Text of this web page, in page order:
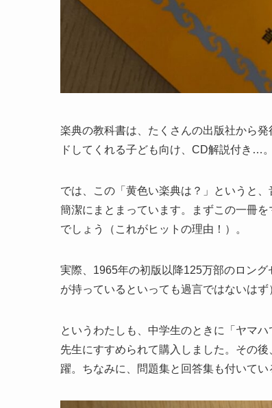
楽典の教科書は、たくさんの出版社から
ドしてくれる子ども向け、CD解説付き…。
では、この「黄色い楽典は？」というと
簡潔にまとまっています。まずこの一冊
でしょう（これがヒットの理由！）。
実際、1965年の初版以降125万部のロン
が持っているといっても過言ではないはず
というわたしも、中学生のときに「ヤマ
先生にすすめられて購入しました。その
躍。ちなみに、問題集と回答集も付いて